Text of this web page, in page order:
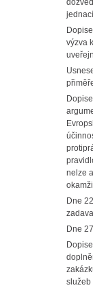
výzva
nelze
Dne
Dne
služeb